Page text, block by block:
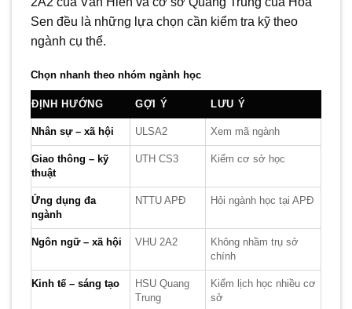
Sen đều là những lựa chọn cần kiểm tra kỹ theo
ngành cụ thể.
Chọn nhanh theo nhóm ngành học
ĐỊNH HƯỚNG GỢI Ý LƯU Ý
Nhân sự – xã hội ULSA2 Xem mã ngành
Giao thông – kỹ
thuật
UTH CS3 Kiểm cơ sở học
Ứng dụng đa
ngành
NTTU APĐ Hỏi ngành học tại APĐ
Ngôn ngữ – xã hội VHU 2A2
Không nhầm trụ sở
chính
Kinh tế – sáng tạo
HSU Quang
Trung
Kiểm lịch học nhiều cơ
sở